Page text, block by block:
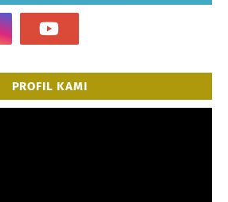
PROFIL KAMI